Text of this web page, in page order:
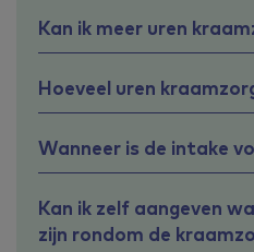
Kan ik meer uren
Hoeveel uren
Wanneer is de intake
Kan ik zelf aangeven
zijn rondom de